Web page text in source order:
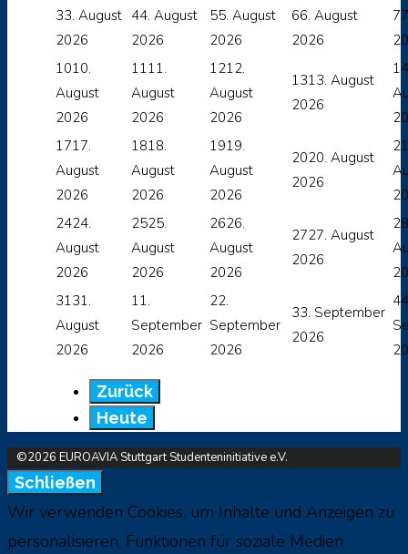
33. August
2026
44. August
2026
55. August
2026
66. August
2026
7
1010.
August
2026
1111.
August
2026
1212.
August
2026
1313. August
2026
14
1717.
August
2026
1818.
August
2026
1919.
August
2026
2020. August
2026
21
2424.
August
2026
2525.
August
2026
2626.
August
2026
2727. August
2026
28
3131.
August
2026
11.
September
2026
22.
September
2026
33. September
2026
4
Zurück
Heute
©2026 EUROAVIA Stuttgart Studenteninitiative e.V.
Schließen
Wir verwenden Cookies, um Inhalte und Anzeigen zu
personalisieren, Funktionen für soziale Medien